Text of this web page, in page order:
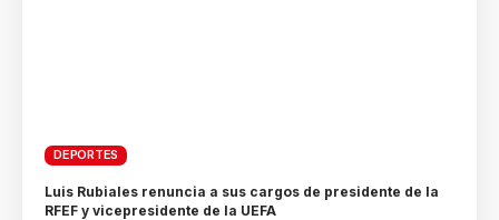
DEPORTES
Luis Rubiales renuncia a sus cargos de presidente de la
RFEF y vicepresidente de la UEFA